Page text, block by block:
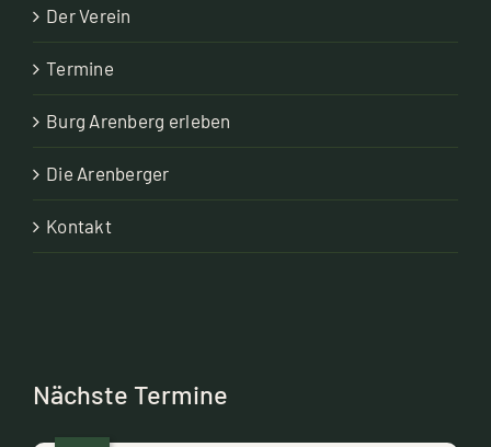
Der Verein
Termine
Burg Arenberg erleben
Die Arenberger
Kontakt
Nächste Termine